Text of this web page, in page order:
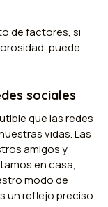
de factores, si
puede
sociales
que las redes
vidas. Las
amigos y
en casa,
modo de
un reflejo preciso